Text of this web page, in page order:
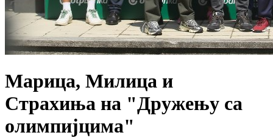
Марица, Милица и
Страхиња на "Дружењу са
олимпијцима"